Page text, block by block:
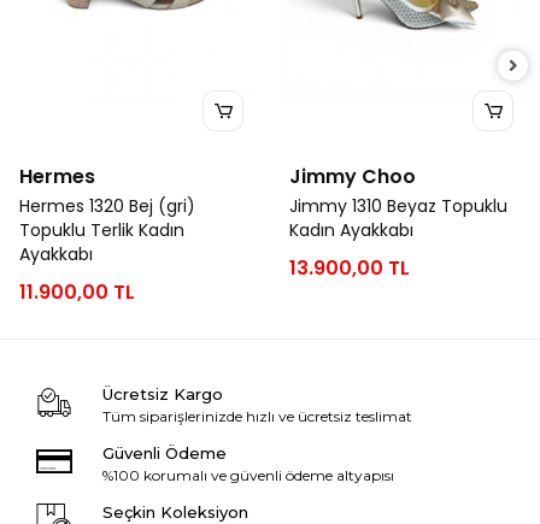
Hermes
Hermes 1320 Bej (gri)
Topuklu Terlik Kadın
Ayakkabı
11.900,00 TL
Jimmy Choo
Jimmy 1310 Beyaz Topuklu
Kadın Ayakkabı
13.900,00 TL
Ücretsiz Kargo
Tüm siparişlerinizde hızlı ve ücretsiz teslimat
Güvenli Ödeme
%100 korumalı ve güvenli ödeme altyapısı
Seçkin Koleksiyon